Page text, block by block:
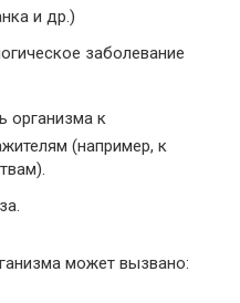
и др.)
заболевание
организма к
(например, к
может вызвано: